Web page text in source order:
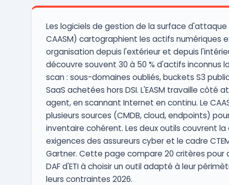
ligne ...
Les logiciels de gestion de la surface d'attaque
CAASM) cartographient les actifs numériques
organisation depuis l'extérieur et depuis
découvre souvent 30 à 50 % d'actifs inconnus
scan : sous-domaines oubliés, buckets S3
SaaS achetées hors DSI. L'EASM travaille côté
agent, en scannant Internet en continu. Le
plusieurs sources (CMDB, cloud, endpoints)
inventaire cohérent. Les deux outils couvrent la
exigences des assureurs cyber et le cadre
Gartner. Cette page compare 20 critères pour
DAF d'ETI à choisir un outil adapté à leur
leurs contraintes 2026.